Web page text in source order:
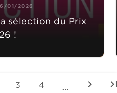
01/2026
sélection du Prix
!
3 4 ... chevron_right last_page